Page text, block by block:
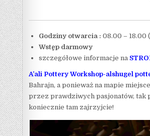
Godziny otwarcia : 08.00 – 18.00
Wstęp darmowy
szczegółowe informacje na
A’ali Pottery Workshop-alshugel
Bahrajn, a ponieważ na mapie
przez prawdziwych pasjonatów, tak
koniecznie tam zajrzyjcie!